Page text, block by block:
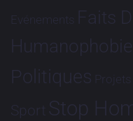
Evénements Faits
Humanophobie
Politiques Projets
Sport Stop